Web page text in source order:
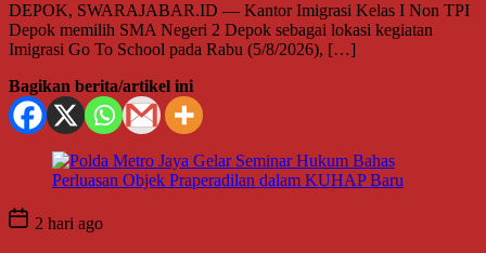
DEPOK, SWARAJABAR.ID — Kantor Imigrasi Kelas I Non TPI
Depok memilih SMA Negeri 2 Depok sebagai lokasi kegiatan
Imigrasi Go To School pada Rabu (5/8/2026), […]
Bagikan berita/artikel ini
2 hari ago